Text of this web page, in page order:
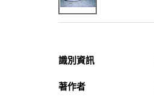
識別資訊
著作者